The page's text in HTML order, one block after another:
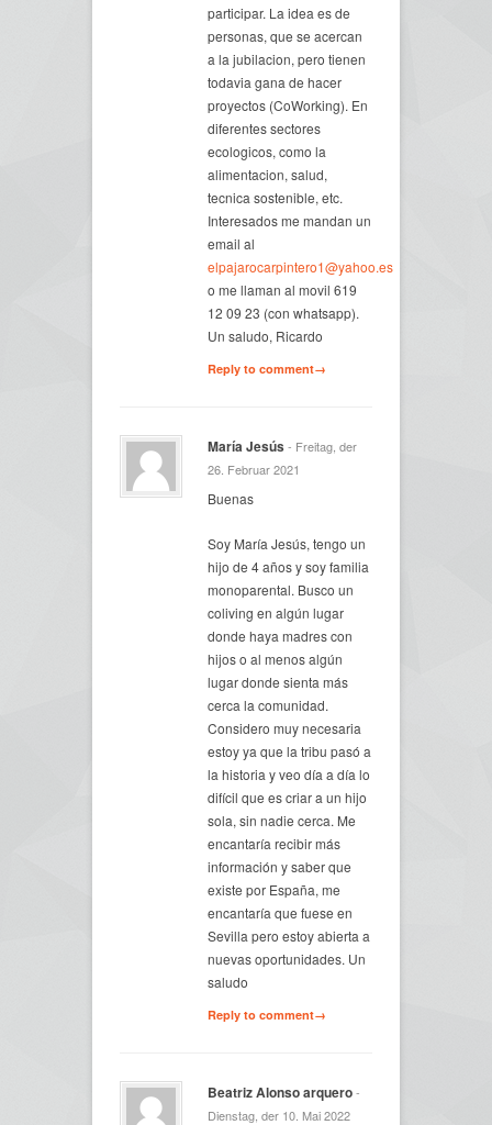
participar. La idea es de
personas, que se acercan
a la jubilacion, pero tienen
todavia gana de hacer
proyectos (CoWorking). En
diferentes sectores
ecologicos, como la
alimentacion, salud,
tecnica sostenible, etc.
Interesados me mandan un
email al
elpajarocarpintero1@yahoo.es
o me llaman al movil 619
12 09 23 (con whatsapp).
Un saludo, Ricardo
Reply to comment→
María Jesús - Freitag, der
26. Februar 2021
Buenas
Soy María Jesús, tengo un
hijo de 4 años y soy familia
monoparental. Busco un
coliving en algún lugar
donde haya madres con
hijos o al menos algún
lugar donde sienta más
cerca la comunidad.
Considero muy necesaria
estoy ya que la tribu pasó a
la historia y veo día a día lo
difícil que es criar a un hijo
sola, sin nadie cerca. Me
encantaría recibir más
información y saber que
existe por España, me
encantaría que fuese en
Sevilla pero estoy abierta a
nuevas oportunidades. Un
saludo
Reply to comment→
Beatriz Alonso arquero-
Dienstag, der 10. Mai 2022